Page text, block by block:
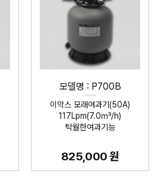
모델명 : P700B
이막스 모래여과기(50A)
117Lpm(7.0㎥/h)
탁월한여과기능
825,000 원